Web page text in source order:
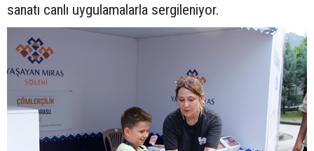
sanatı canlı uygulamalarla sergileniyor.